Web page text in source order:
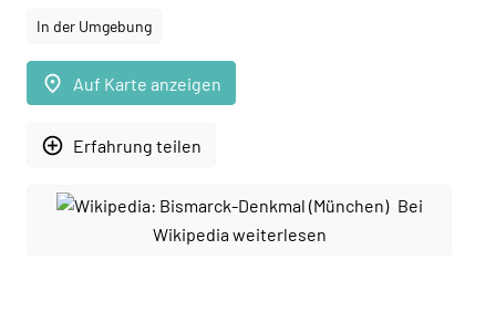
In der Umgebung
place Auf Karte anzeigen
add_circle_outline Erfahrung teilen
Bei
Wikipedia weiterlesen